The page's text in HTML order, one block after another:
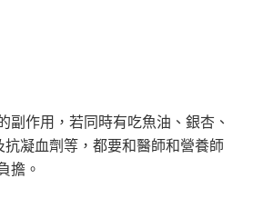
副作用，若同時有吃魚油、銀杏、
抗凝血劑等，都要和醫師和營養師
擔。